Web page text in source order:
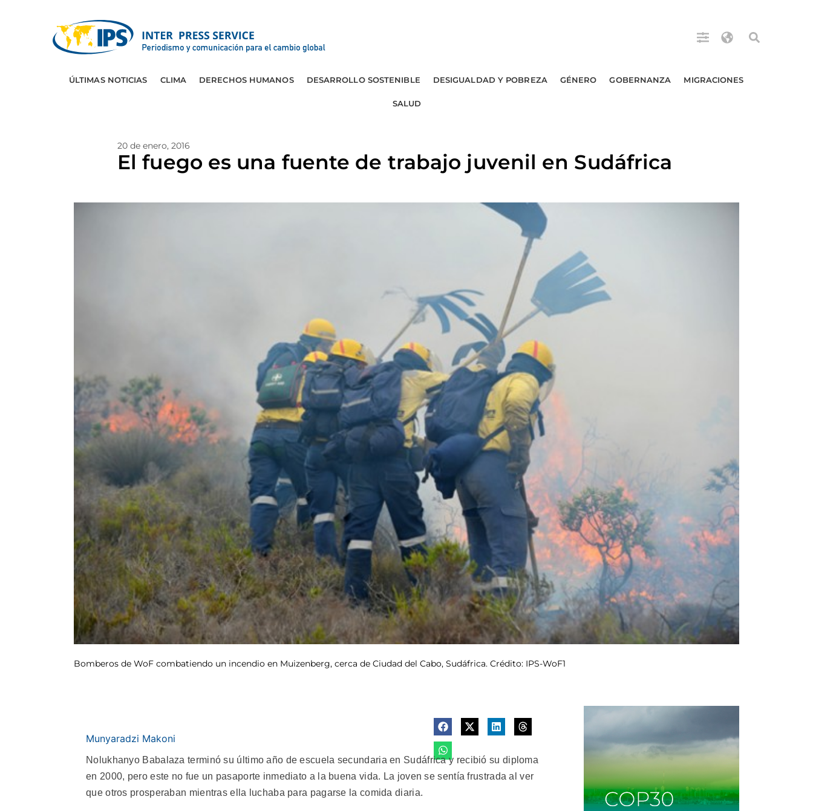
ÚLTIMAS NOTICIAS CLIMA DERECHOS HUMANOS DESARROLLO SOSTENIBLE DESIGUALDAD Y POBREZA GÉNERO GOBERNANZA MIGRACIONES
SALUD
20 de enero, 2016
El fuego es una fuente de trabajo juvenil en Sudáfrica
Bomberos de WoF combatiendo un incendio en Muizenberg, cerca de Ciudad del Cabo, Sudáfrica. Crédito: IPS-WoF1
Munyaradzi Makoni
Nolukhanyo Babalaza terminó su último año de escuela secundaria en Sudáfrica y recibió su diploma
en 2000, pero este no fue un pasaporte inmediato a la buena vida. La joven se sentía frustrada al ver
que otros prosperaban mientras ella luchaba para pagarse la comida diaria.